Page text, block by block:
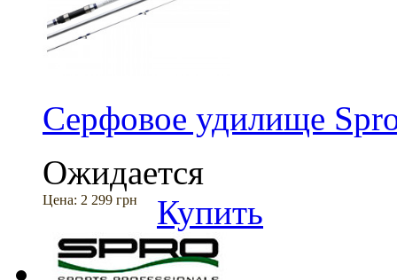
Серфовое удилище
Ожидается
Цена: 2 299 грн Купить